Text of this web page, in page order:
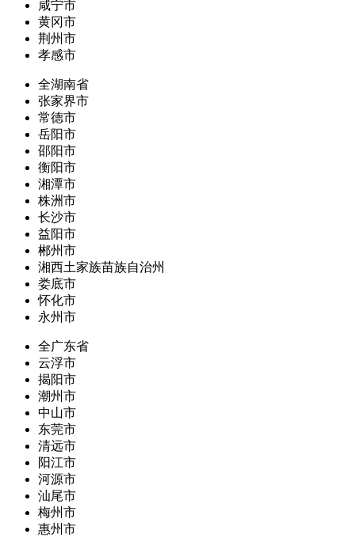
咸宁市
黄冈市
荆州市
孝感市
全湖南省
张家界市
常德市
岳阳市
邵阳市
衡阳市
湘潭市
株洲市
长沙市
益阳市
郴州市
湘西土家族苗族自治州
娄底市
怀化市
永州市
全广东省
云浮市
揭阳市
潮州市
中山市
东莞市
清远市
阳江市
河源市
汕尾市
梅州市
惠州市